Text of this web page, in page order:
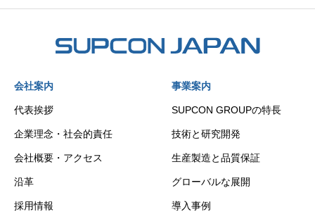
会社案内
代表挨拶
企業理念・社会的責任
会社概要・アクセス
沿革
採用情報
事業案内
SUPCON GROUPの特長
技術と研究開発
生産製造と品質保証
グローバルな展開
導入事例